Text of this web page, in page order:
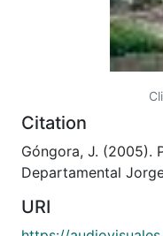
Citation
Góngora, J. (2005).
Departamental
URI